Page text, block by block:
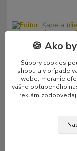
-
🍪 Ako
Súbory cookies
shopu a v prípade
webe, meranie
vášho obľúbeného
reklám